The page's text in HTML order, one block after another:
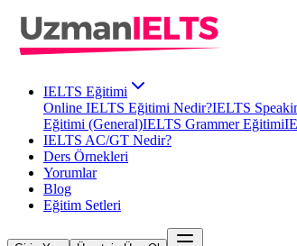
IELTS Eğitimi
Online IELTS Eğitimi Nedir?IELTS
Eğitimi (General)IELTS Grammer Eğitimi
IELTS AC/GT Nedir?
Ders Örnekleri
Yorumlar
Blog
Eğitim Setleri